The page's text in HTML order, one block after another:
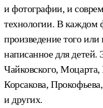
и фотографии, и
технологии. В каждом
произведение того
написанное для
Чайковского,
Корсакова,
и других.